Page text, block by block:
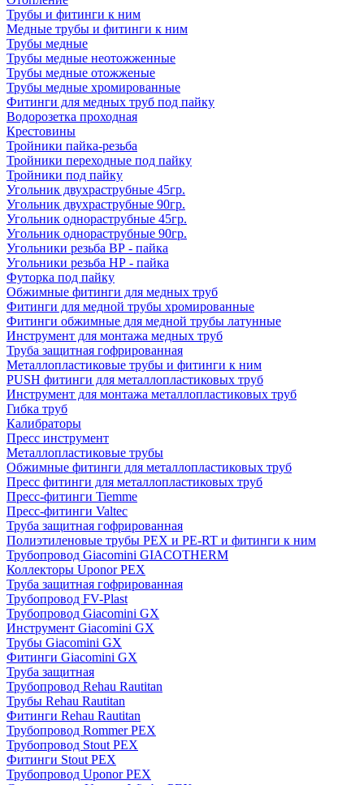
Трубы и фитинги к ним
Медные трубы и фитинги к ним
Трубы медные
Трубы медные неотожженные
Трубы медные отожженые
Трубы медные хромированные
Фитинги для медных труб под пайку
Водорозетка проходная
Крестовины
Тройники пайка-резьба
Тройники переходные под пайку
Тройники под пайку
Угольник двухраструбные 45гр.
Угольник двухраструбные 90гр.
Угольник однораструбные 45гр.
Угольник однораструбные 90гр.
Угольники резьба ВР - пайка
Угольники резьба НР - пайка
Футорка под пайку
Обжимные фитинги для медных труб
Фитинги для медной трубы хромированные
Фитинги обжимные для медной трубы латунные
Инструмент для монтажа медных труб
Труба защитная гофрированная
Металлопластиковые трубы и фитинги к ним
PUSH фитинги для металлопластиковых труб
Инструмент для монтажа металлопластиковых труб
Гибка труб
Калибраторы
Пресс инструмент
Металлопластиковые трубы
Обжимные фитинги для металлопластиковых труб
Пресс фитинги для металлопластиковых труб
Пресс-фитинги Tiemme
Пресс-фитинги Valtec
Труба защитная гофрированная
Полиэтиленовые трубы PEX и PE-RT и фитинги к ним
Трубопровод Giacomini GIACOTHERM
Коллекторы Uponor PEX
Труба защитная гофрированная
Трубопровод FV-Plast
Трубопровод Giacomini GX
Инструмент Giacomini GX
Трубы Giacomini GX
Фитинги Giacomini GX
Труба защитная
Трубопровод Rehau Rautitan
Трубы Rehau Rautitan
Фитинги Rehau Rautitan
Трубопровод Rommer PEX
Трубопровод Stout PEX
Фитинги Stout PEX
Трубопровод Uponor PEX